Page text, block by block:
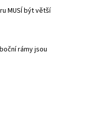
MUSÍ být větší
rámy jsou